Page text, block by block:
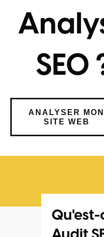
SEO
ANALYSER MON
SITE WEB